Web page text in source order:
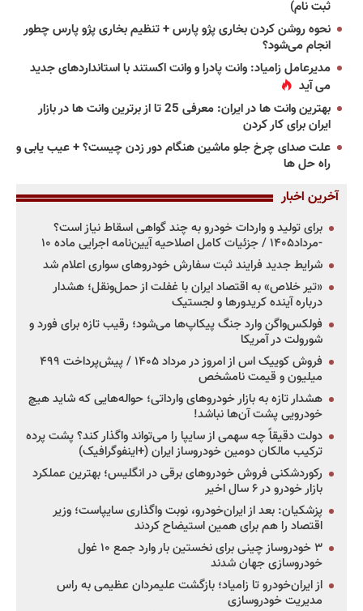
ثبت نام)
نحوه روشن کردن بخاری پژو پارس + تنظیم بخاری پژو پارس چطور
انجام می‌شود؟
مدیرعامل زامیاد: وانت پادرا و وانت اکستند با استانداردهای جدید
می آید
بهترین وانت ها در ایران: معرفی 25 تا از برترین وانت ها در بازار
ایران برای کار کردن
علت صدای چرخ جلو ماشین هنگام دور زدن چیست؟ + عیب یابی و
راه حل ها
آخرین اخبار
برای تولید و واردات خودرو به چند گواهی اسقاط نیاز است؟
-مرداد۱۴۰۵ / جزئیات کامل اصلاحیه آیین‌نامه اجرایی ماده ۱۰
شرایط جدید فرایند ثبت سفارش خودروهای سواری اعلام شد
«تیر خلاص» به اقتصاد ایران با غفلت از حمل‌ونقل؛ هشدار
درباره آینده کریدورها و لجستیک
فولکس‌واگن وارد جنگ پیکاپ‌ها می‌شود؛ رقیب تازه برای فورد و
شورولت در آمریکا
فروش کوییک اس از امروز در مرداد ۱۴۰۵ / پیش‌پرداخت ۴۹۹
میلیون و قیمت نامشخص
هشدار تازه به بازار خودروهای وارداتی؛ حواله‌هایی که شاید هیچ
خودرویی پشت آن‌ها نباشد!
دولت دقیقاً چه سهمی از سایپا را می‌تواند واگذار کند؟ پشت پرده
ترکیب مالکان دومین خودروساز ایران (+اینفوگرافیک)
رکوردشکنی فروش خودروهای برقی در انگلیس؛ بهترین عملکرد
بازار خودرو در ۶ سال اخیر
پزشکیان: بعد از ایران‌خودرو، نوبت واگذاری سایپاست؛ وزیر
اقتصاد را هم برای همین استیضاح کردند
۳ خودروساز چینی برای نخستین بار وارد جمع ۱۰ غول
خودروسازی جهان شدند
از ایران‌خودرو تا زامیاد؛ بازگشت علیمردان عظیمی به راس
مدیریت خودروسازی